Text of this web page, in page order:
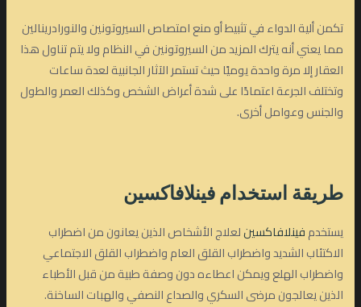
تكمن ألية الدواء في تثبيط أو منع امتصاص السيروتونين والنورادرينالين
مما يعني أنه يترك المزيد من السيروتونين في النظام ولا يتم تناول هذا
العقار إلا مرة واحدة يوميًا حيث تستمر الآثار الجانبية لعدة ساعات
وتختلف الجرعة اعتمادًا على شدة أعراض الشخص وكذلك العمر والطول
والجنس وعوامل أخرى.
طريقة استخدام فينلافاكسين
يستخدمفينلافاكسينلعلاج الأشخاص الذين يعانون من اضطراب
الاكتئاب الشديد واضطراب القلق العام واضطراب القلق الاجتماعي
واضطراب الهلع ويمكن اعطاءه دون وصفة طبية من قبل الأطباء
الذين يعالجون مرضى السكري والصداع النصفي والهبات الساخنة.